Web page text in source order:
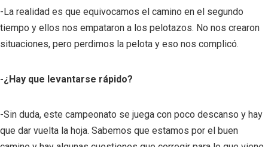
-La realidad es que equivocamos el camino en el segundo
tiempo y ellos nos empataron a los pelotazos. No nos crearon
situaciones, pero perdimos la pelota y eso nos complicó.
-¿Hay que levantarse rápido?
-Sin duda, este campeonato se juega con poco descanso y hay
que dar vuelta la hoja. Sabemos que estamos por el buen